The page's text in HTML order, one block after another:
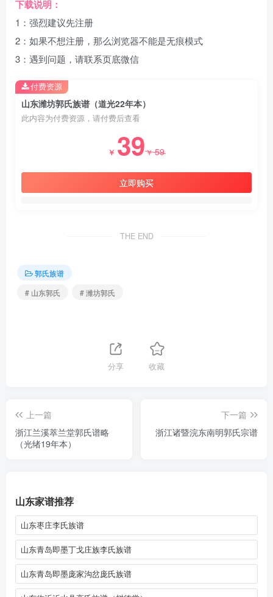
下载说明：
1：强烈建议先注册
2：如果不想注册，那么浏览器不能是无痕模式
3：遇到问题，请联系页底微信
山东潍坊郭氏族谱（道光22年本）
此内容为付费资源，请付费后查看
￥ 39￥59
立即购买
付费资源
THE END
郭氏族谱
# 山东郭氏
# 潍坊郭氏
分享 收藏
上一篇
浙江兰溪萃兰堂郭氏谱略
（光绪19年本）
下一篇
浙江诸暨浣东南明郭氏宗谱
山东家谱推荐
山东枣庄李氏族谱
山东青岛即墨丁戈庄族李氏族谱
山东青岛即墨庞家沟岔庞氏族谱